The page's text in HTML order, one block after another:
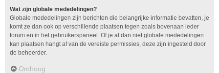
Wat zijn globale mededelingen?
Globale mededelingen zijn berichten die belangrijke informatie bevatten, je
komt ze dan ook op verschillende plaatsen tegen zoals bovenaan ieder
forum en in het gebruikerspaneel. Of je al dan niet globale mededelingen
kan plaatsen hangt af van de vereiste permissies, deze zijn ingesteld door
de beheerder.
Omhoog